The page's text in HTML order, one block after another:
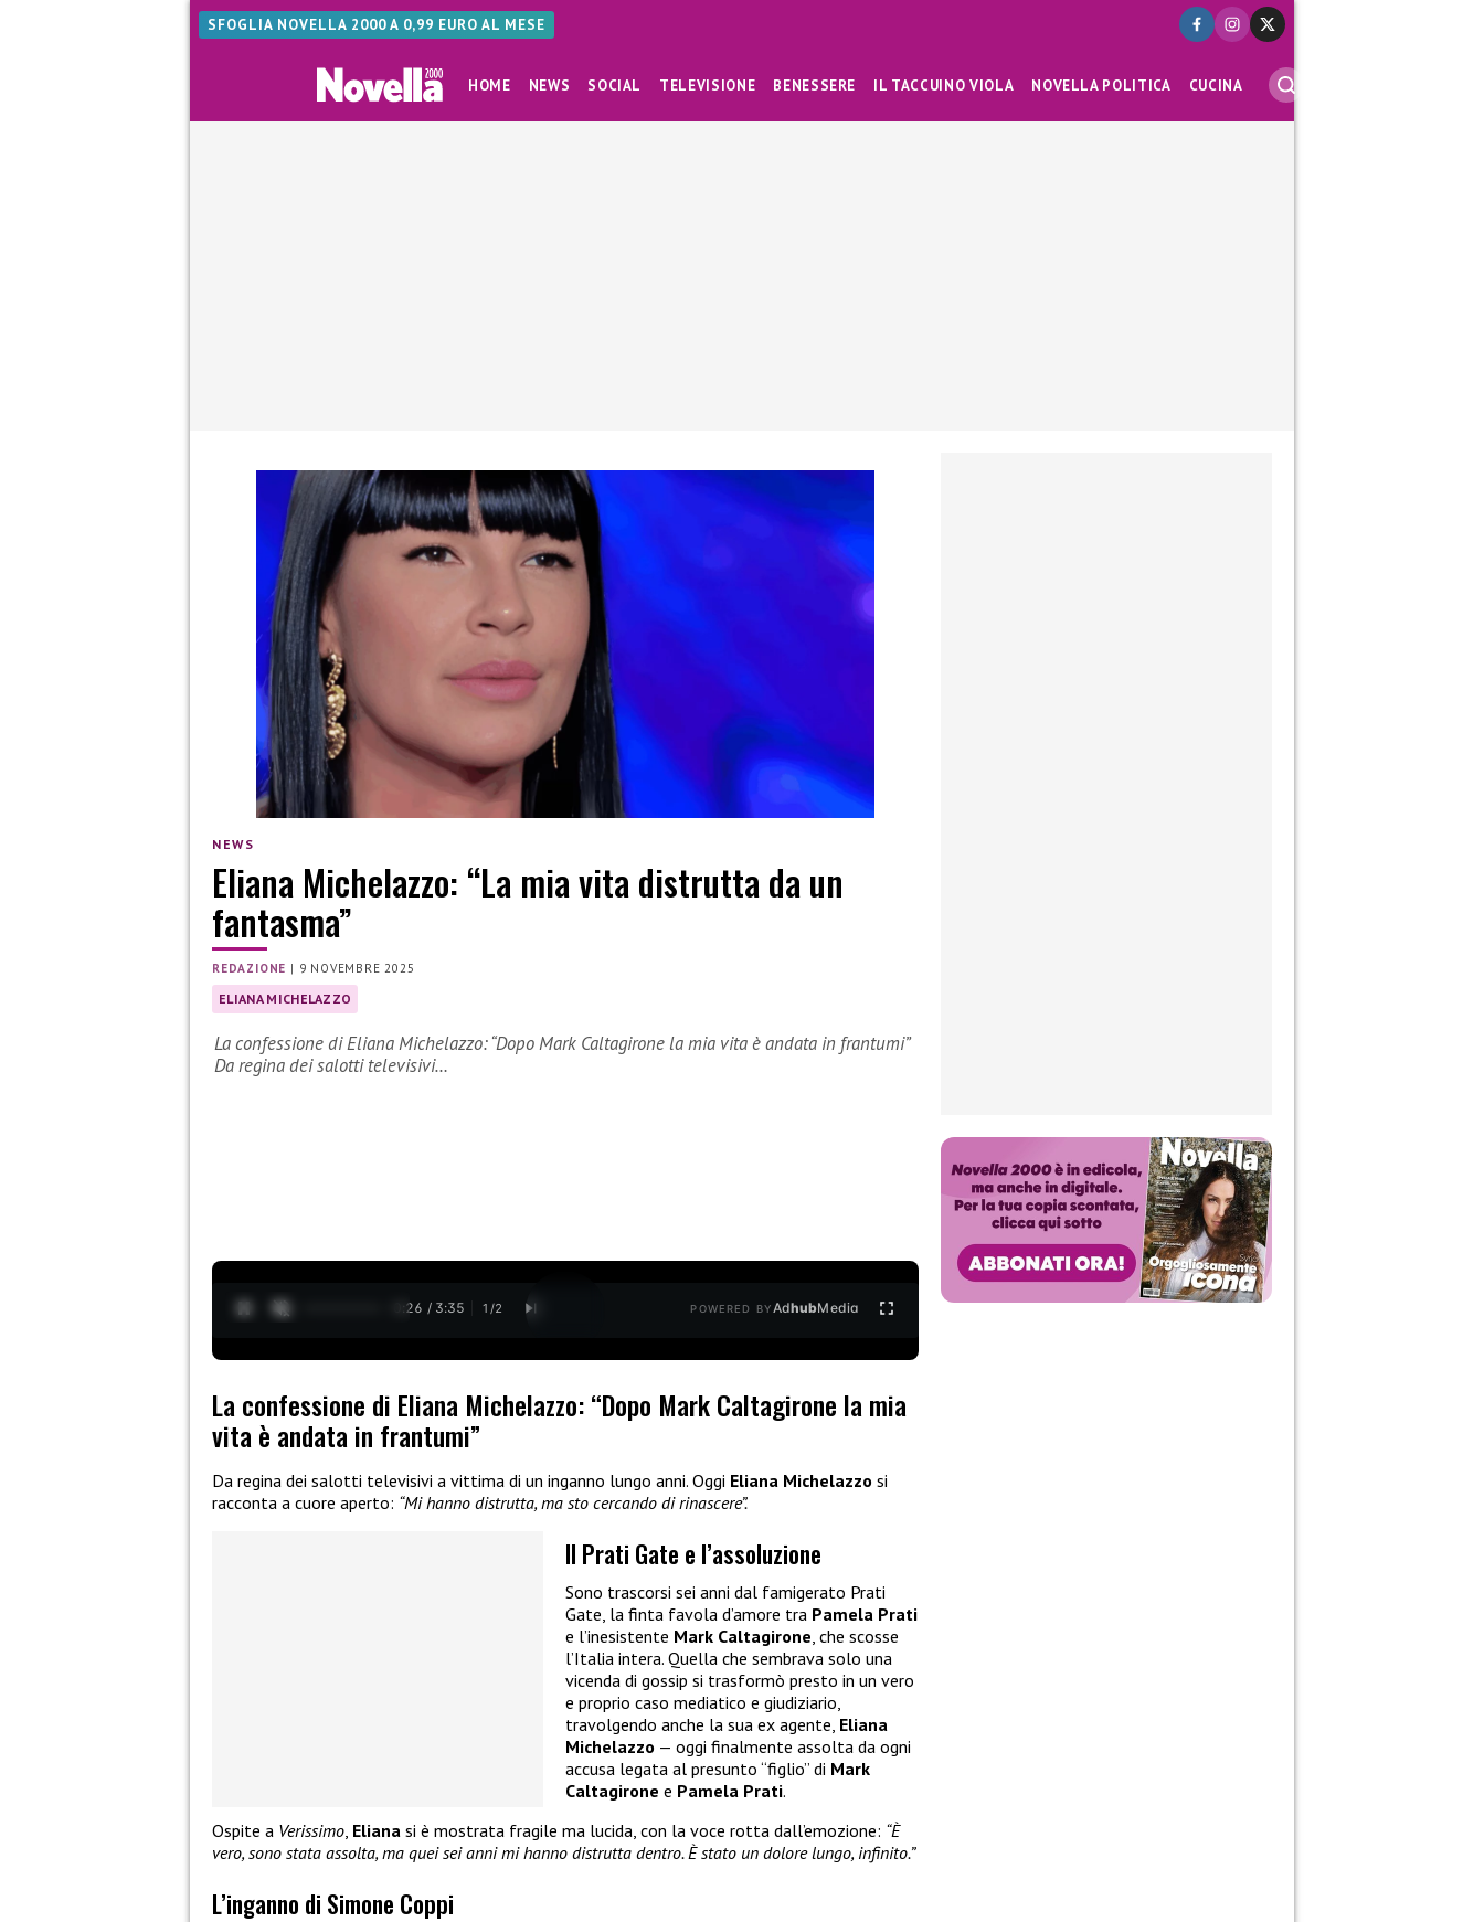
SFOGLIA NOVELLA 2000 A 0,99 EURO AL MESE
HOME NEWS SOCIAL TELEVISIONE BENESSERE IL TACCUINO VIOLA NOVELLA POLITICA CUCINA
NEWS
Eliana Michelazzo: “La mia vita distrutta da un
fantasma”
REDAZIONE | 9 NOVEMBRE 2025
ELIANA MICHELAZZO
La confessione di Eliana Michelazzo: “Dopo Mark Caltagirone la mia vita è andata in frantumi”
Da regina dei salotti televisivi…
0:27 / 3:35 1 /2 POWERED BYAdhubMedia
La confessione di Eliana Michelazzo: “Dopo Mark Caltagirone la mia
vita è andata in frantumi”
Da regina dei salotti televisivi a vittima di un inganno lungo anni. Oggi Eliana Michelazzo si
racconta a cuore aperto: “Mi hanno distrutta, ma sto cercando di rinascere”.
Il Prati Gate e l’assoluzione
Sono trascorsi sei anni dal famigerato Prati
Gate, la finta favola d’amore tra Pamela Prati
e l’inesistente Mark Caltagirone, che scosse
l’Italia intera. Quella che sembrava solo una
vicenda di gossip si trasformò presto in un vero
e proprio caso mediatico e giudiziario,
travolgendo anche la sua ex agente, Eliana
Michelazzo — oggi finalmente assolta da ogni
accusa legata al presunto “figlio” di Mark
Caltagirone e Pamela Prati.
Ospite a Verissimo, Eliana si è mostrata fragile ma lucida, con la voce rotta dall’emozione: “È
vero, sono stata assolta, ma quei sei anni mi hanno distrutta dentro. È stato un dolore lungo, infinito.”
L’inganno di Simone Coppi